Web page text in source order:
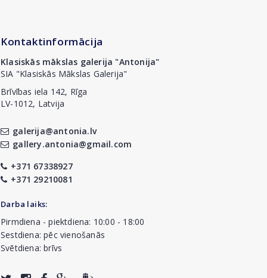
Kontaktinformācija
Klasiskās mākslas galerija "Antonija"
SIA "Klasiskās Mākslas Galerija"
Brīvības iela 142, Rīga
LV-1012, Latvija
galerija@antonia.lv
gallery.antonia@gmail.com
+371 67338927
+371 29210081
Darba laiks:
Pirmdiena - piektdiena: 10:00 - 18:00
Sestdiena: pēc vienošanās
Svētdiena: brīvs